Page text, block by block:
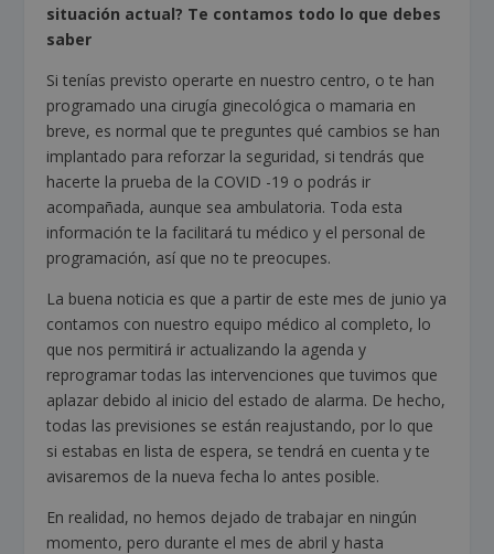
situación actual? Te contamos todo lo que debes
saber
Si tenías previsto operarte en nuestro centro, o te han
programado una cirugía ginecológica o mamaria en
breve, es normal que te preguntes qué cambios se han
implantado para reforzar la seguridad, si tendrás que
hacerte la prueba de la COVID -19 o podrás ir
acompañada, aunque sea ambulatoria. Toda esta
información te la facilitará tu médico y el personal de
programación, así que no te preocupes.
La buena noticia es que a partir de este mes de junio ya
contamos con nuestro equipo médico al completo, lo
que nos permitirá ir actualizando la agenda y
reprogramar todas las intervenciones que tuvimos que
aplazar debido al inicio del estado de alarma. De hecho,
todas las previsiones se están reajustando, por lo que
si estabas en lista de espera, se tendrá en cuenta y te
avisaremos de la nueva fecha lo antes posible.
En realidad, no hemos dejado de trabajar en ningún
momento, pero durante el mes de abril y hasta